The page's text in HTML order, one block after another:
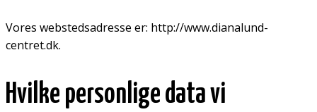
Vores webstedsadresse er: http://www.dianalund-
centret.dk.
Hvilke personlige data vi